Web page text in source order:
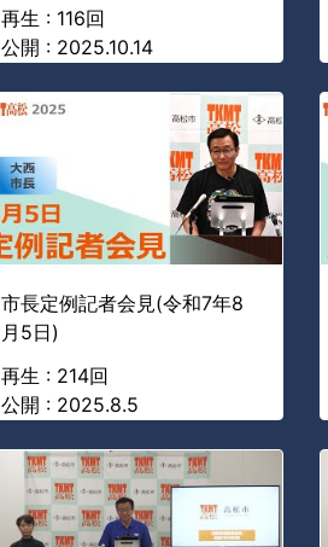
再生 : 116回
公開 : 2025.10.14
市長定例記者会見(令和7年8
月5日)
再生 : 214回
公開 : 2025.8.5